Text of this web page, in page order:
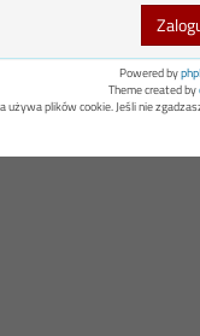
Powered by
Theme created by
używa plików cookie. Jeśli nie